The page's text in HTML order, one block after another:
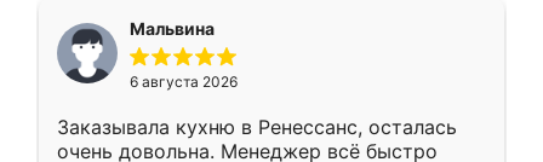
Мальвина
6 августа 2026
Заказывала кухню в Ренессанс, осталась
очень довольна. Менеджер всё быстро